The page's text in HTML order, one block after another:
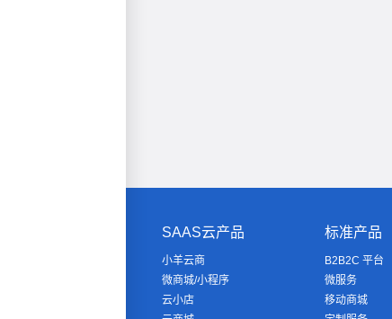
SAAS云产品
小羊云商
微商城/小程序
云小店
标准产品
B2B2C 平台
微服务
移动商城